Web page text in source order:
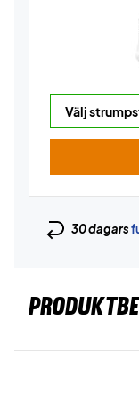
30 dagars